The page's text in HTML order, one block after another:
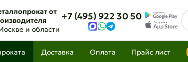
от
и области
+7 (495) 922 30 50
Доставка Оплата Прайс лист